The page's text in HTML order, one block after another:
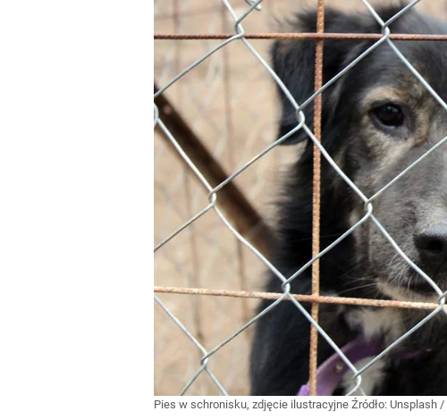
Pies w schronisku, zdjęcie ilustracyjne Źródło: Unsplash /